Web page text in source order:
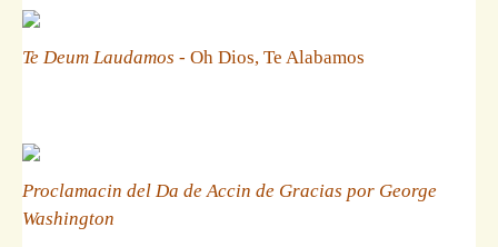
Te Deum Laudamos - Oh Dios, Te Alabamos
Proclamacin del Da de Accin de Gracias por George
Washington